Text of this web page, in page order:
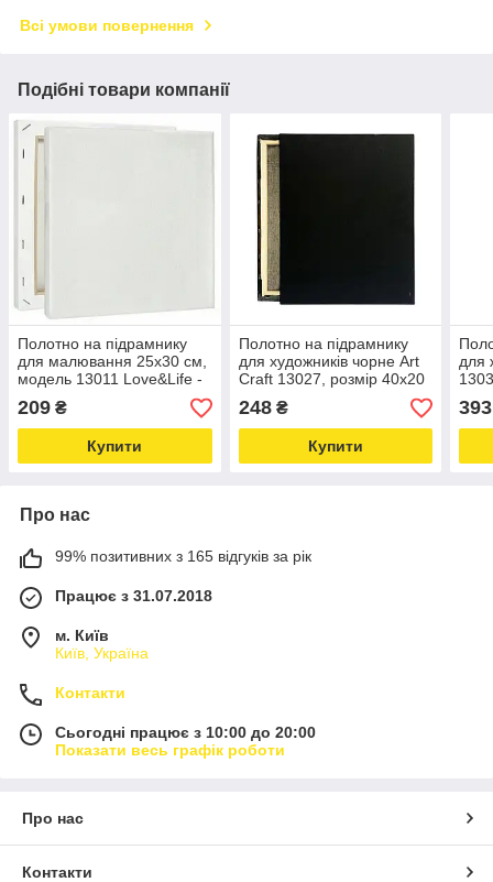
Всі умови повернення
Подібні товари компанії
Полотно на підрамнику
для малювання 25х30 см,
модель 13011 Love&Life -
online-multimarket-
209 ₴
Купити
Полотно на підрамнику
для художників чорне Art
Craft 13027, розмір 40х20
см Love&Life -online-
multimarket-
248₴
Купити
для
393
Про нас
99% позитивних з 165 відгуків за рік
Працює з 31.07.2018
м. Київ
Київ, Україна
Контакти
Сьогодні працює з 10:00 до 20:00
Показати весь графік роботи
Про нас
Контакти